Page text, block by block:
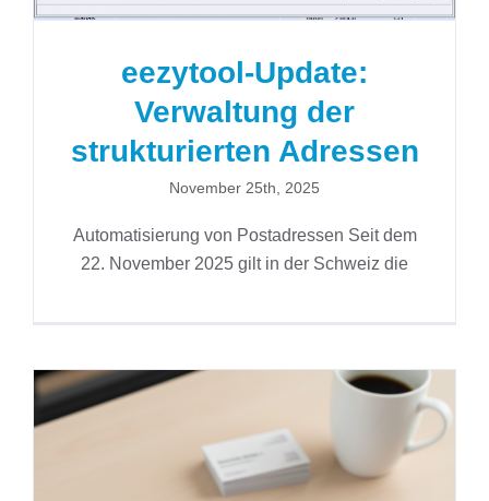
eezytool-Update:
Verwaltung der
strukturierten Adressen
November 25th, 2025
Automatisierung von Postadressen Seit dem
22. November 2025 gilt in der Schweiz die